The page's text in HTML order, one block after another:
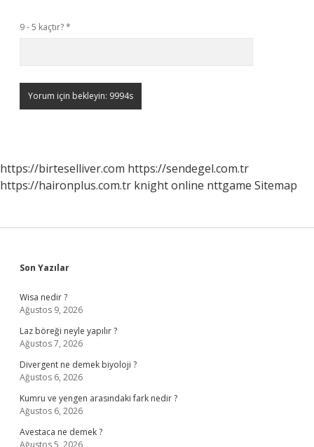
9 - 5 kaçtır?*
https://birteselliver.com https://sendegel.com.tr
https://haironplus.com.tr knight online nttgame Sitemap
Sidebar
Son Yazılar
Wisa nedir ?
Ağustos 9, 2026
Laz böreği neyle yapılır ?
Ağustos 7, 2026
Divergent ne demek biyoloji ?
Ağustos 6, 2026
Kumru ve yengen arasındaki fark nedir ?
Ağustos 6, 2026
Avestaca ne demek ?
Ağustos 5, 2026